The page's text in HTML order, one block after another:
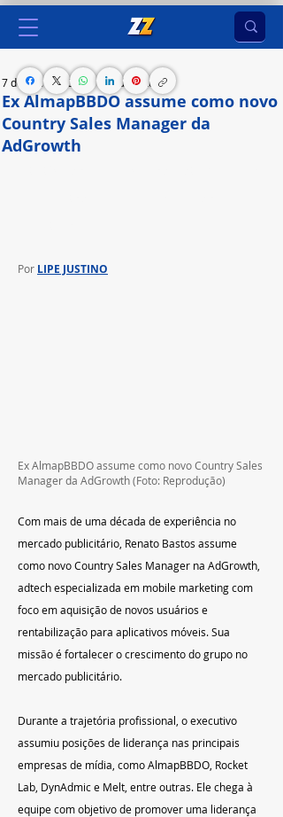
Ex AlmapBBDO assume como novo
Country Sales Manager da
AdGrowth
7 de fev. de 2024 2 min de leitura
Por LIPE JUSTINO
Ex AlmapBBDO assume como novo Country Sales
Manager da AdGrowth (Foto: Reprodução)
Com mais de uma década de experiência no
mercado publicitário, Renato Bastos assume
como novoCountry Sales Manager na AdGrowth,
adtech especializada em mobile marketing com
foco em aquisição de novos usuários e
rentabilização para aplicativos móveis. Sua
missão é fortalecer o crescimento do grupo no
mercado publicitário.
Durante a trajetória profissional, o executivo
assumiu posições de liderança nas principais
empresas de mídia, como AlmapBBDO, Rocket
Lab, DynAdmic e Melt, entre outras. Ele chega à
equipe com objetivo de promover uma liderança